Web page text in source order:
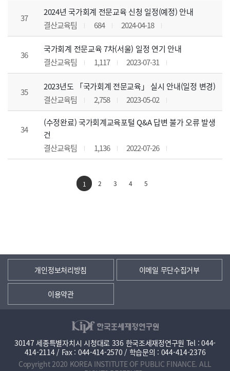
37
2024년 국가회계 전문교육 신청 일정(예정) 안내
결산교육팀
684 2024-04-18
36
국가회계 전문교육 7차(서울) 일정 연기 안내
결산교육팀
1,117 2023-07-31
35
2023년도 「국가회계 전문교육」 실시 안내(일정 변경)
결산교육팀
2,758 2023-05-02
34
(수정완료) 국가회계교육포털 Q&A 답변 불가 오류 발생
건
결산교육팀
1,136 2022-07-26
1 2 3 4 5
개인정보처리방침 이메일 무단수집거부
이용약관
30147 세종특별자치시 시청대로 336 한국조세재정연구원 Tel : 044-
414-2114 / Fax : 044-414-2570 / 학습문의 : 044-414-2376
Copyright 2020 KOREA INSTITUTE OF PUBLIC FINANCE. ALL